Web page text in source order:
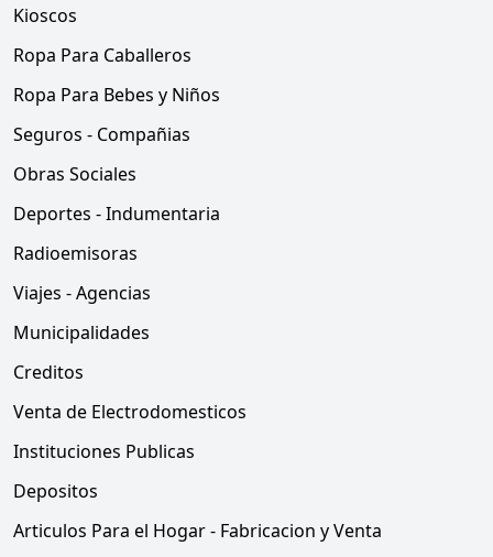
Kioscos
Ropa Para Caballeros
Ropa Para Bebes y Niños
Seguros - Compañias
Obras Sociales
Deportes - Indumentaria
Radioemisoras
Viajes - Agencias
Municipalidades
Creditos
Venta de Electrodomesticos
Instituciones Publicas
Depositos
Articulos Para el Hogar - Fabricacion y Venta